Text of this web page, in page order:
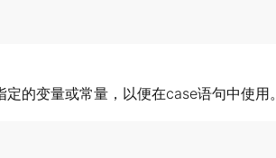
的变量或常量，以便在case语句中使用。